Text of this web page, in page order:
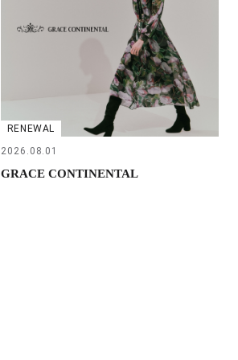
RENEWAL
2026.08.01
GRACE CONTINENTAL